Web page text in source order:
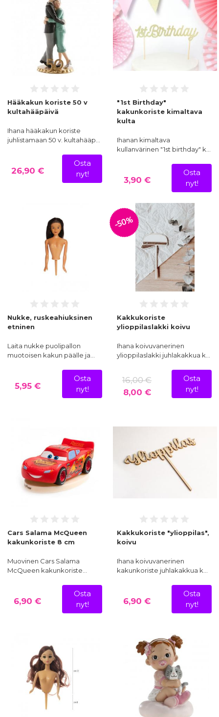
Hääkakun koriste 50 v
kultahääpäivä
Ihana hääkakun koriste
juhlistamaan 50 v. kultahääp…
26,90 €
Osta
nyt!
"1st Birthday"
kakunkoriste kimaltava
kulta
Ihanan kimaltava
kullanvärinen "1st birthday" k…
3,90 €
Osta
nyt!
Nukke, ruskeahiuksinen
etninen
Laita nukke puolipallon
muotoisen kakun päälle ja…
5,95 €
Osta
nyt!
-50%
Kakkukoriste
ylioppilaslakki koivu
Ihana koivuvanerinen
ylioppilaslakki juhlakakkua k…
16,00 €
8,00 €
Osta
nyt!
Cars Salama McQueen
kakunkoriste 8 cm
Muovinen Cars Salama
McQueen kakunkoriste…
6,90 €
Osta
nyt!
Kakkukoriste "ylioppilas",
koivu
Ihana koivuvanerinen
kakunkoriste juhlakakkua k…
6,90 €
Osta
nyt!